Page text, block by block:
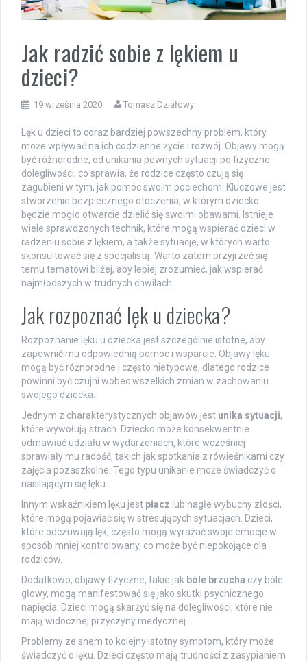
Jak radzić sobie z lękiem u
dzieci?
19 września 2020 Tomasz Działowy
Lęk u dzieci to coraz bardziej powszechny problem, który
może wpływać na ich codzienne życie i rozwój. Objawy mogą
być różnorodne, od unikania pewnych sytuacji po fizyczne
dolegliwości, co sprawia, że rodzice często czują się
zagubieni w tym, jak pomóc swoim pociechom. Kluczowe jest
stworzenie bezpiecznego otoczenia, w którym dziecko
będzie mogło otwarcie dzielić się swoimi obawami. Istnieje
wiele sprawdzonych technik, które mogą wspierać dzieci w
radzeniu sobie z lękiem, a także sytuacje, w których warto
skonsultować się z specjalistą. Warto zatem przyjrzeć się
temu tematowi bliżej, aby lepiej zrozumieć, jak wspierać
najmłodszych w trudnych chwilach.
Jak rozpoznać lęk u dziecka?
Rozpoznanie lęku u dziecka jest szczególnie istotne, aby
zapewnić mu odpowiednią pomoc i wsparcie. Objawy lęku
mogą być różnorodne i często nietypowe, dlatego rodzice
powinni być czujni wobec wszelkich zmian w zachowaniu
swojego dziecka.
Jednym z charakterystycznych objawów jest unika sytuacji,
które wywołują strach. Dziecko może konsekwentnie
odmawiać udziału w wydarzeniach, które wcześniej
sprawiały mu radość, takich jak spotkania z rówieśnikami czy
zajęcia pozaszkolne. Tego typu unikanie może świadczyć o
nasilającym się lęku.
Innym wskaźnikiem lęku jest płacz lub nagłe wybuchy złości,
które mogą pojawiać się w stresujących sytuacjach. Dzieci,
które odczuwają lęk, często mogą wyrażać swoje emocje w
sposób mniej kontrolowany, co może być niepokojące dla
rodziców.
Dodatkowo, objawy fizyczne, takie jak bóle brzucha czy bóle
głowy, mogą manifestować się jako skutki psychicznego
napięcia. Dzieci mogą skarżyć się na dolegliwości, które nie
mają widocznej przyczyny medycznej.
Problemy ze snem to kolejny istotny symptom, który może
świadczyć o lęku. Dzieci często mają trudności z zasypianiem